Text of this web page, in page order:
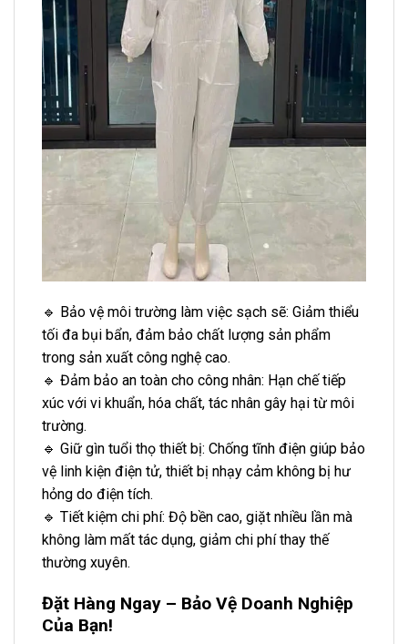
🔹 Bảo vệ môi trường làm việc sạch sẽ: Giảm thiểu
tối đa bụi bẩn, đảm bảo chất lượng sản phẩm
trong sản xuất công nghệ cao.
🔹 Đảm bảo an toàn cho công nhân: Hạn chế tiếp
xúc với vi khuẩn, hóa chất, tác nhân gây hại từ môi
trường.
🔹 Giữ gìn tuổi thọ thiết bị: Chống tĩnh điện giúp bảo
vệ linh kiện điện tử, thiết bị nhạy cảm không bị hư
hỏng do điện tích.
🔹 Tiết kiệm chi phí: Độ bền cao, giặt nhiều lần mà
không làm mất tác dụng, giảm chi phí thay thế
thường xuyên.
Đặt Hàng Ngay – Bảo Vệ Doanh Nghiệp
Của Bạn!